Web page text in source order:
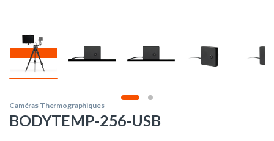
Caméras Thermographiques
BODYTEMP-256-USB